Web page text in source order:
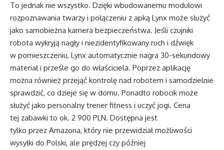
To jednak nie wszystko. Dzięki wbudowanemu modułowi
rozpoznawania twarzy i połączeniu z apką Lynx może służyć
jako samobieżna kamera bezpieczeństwa. Jeśli czujniki
robota wykryją nagły i niezidentyfikowany ruch i dźwięk
w pomieszczeniu, Lynx automatycznie nagra 30-sekundowy
materiał i prześle go do właściciela. Poprzez aplikację
można również przejąć kontrolę nad robotem i samodzielnie
sprawdzić, co dzieje się w domu. Ponadto robocik może
służyć jako personalny trener fitness i uczyć jogi. Cena
tej zabawki to ok. 2 900 PLN. Dostępna jest
tylko przez Amazona, który nie przewidział możliwości
wysyłki do Polski, ale prędzej czy później